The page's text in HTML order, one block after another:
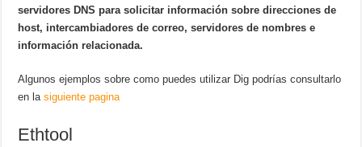
servidores DNS para solicitar información sobre direcciones de
host, intercambiadores de correo, servidores de nombres e
información relacionada.
Algunos ejemplos sobre como puedes utilizar Dig podrías consultarlo
en lasiguiente pagina
Ethtool